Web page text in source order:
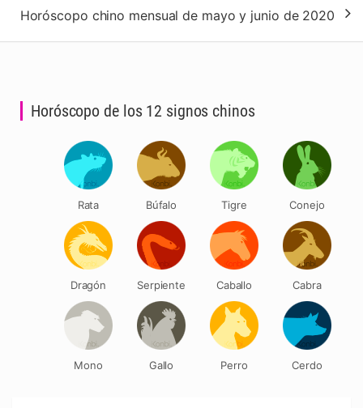
Horóscopo chino mensual de mayo y junio de 2020
Horóscopo de los 12 signos chinos
Rata Búfalo Tigre Conejo
Dragón Serpiente Caballo Cabra
Mono Gallo Perro Cerdo